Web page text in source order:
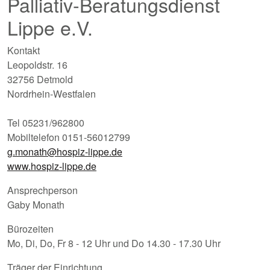
Lippe e.V.
Kontakt
Leopoldstr. 16
32756 Detmold
Nordrhein-Westfalen
Tel 05231/962800
Mobiltelefon 0151-56012799
g.monath@hospiz-lippe.de
www.hospiz-lippe.de
Ansprechperson
Gaby Monath
Bürozeiten
Mo, Di, Do, Fr 8 - 12 Uhr und Do 14.30 - 17.30 Uhr